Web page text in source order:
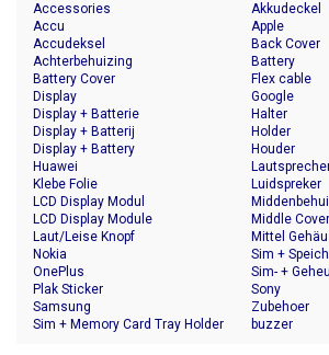
Accessories
Accu
Accudeksel
Achterbehuizing
Akkudeckel
Apple
Back Cover
Battery
Battery Cover
Display
Display + Batterie
Display + Batterij
Display + Battery
Flex cable
Google
Halter
Holder
Houder
Huawei
Klebe Folie
LCD Display Modul
LCD Display Module
Laut/Leise Knopf
Luidspreker
Middle Cover
Mittel
Nokia
OnePlus
Plak Sticker
Samsung
Sim + Memory Card Tray Holder
Sim +
Sim- +
Sony
Zubehoer
buzzer